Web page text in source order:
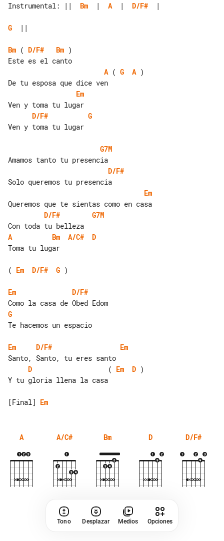
Instrumental: || Bm
  |
A
  |
D/F#
  |
G
  ||
Bm ( D/F# Bm )
A ( G A )
Em
D/F#
G
Ven y toma tu lugar
G7M
D/F#
Em
D/F#
G7M
A
Bm A/C#
D
Toma tu lugar
( Em D/F# G )
Em
D/F#
G
Te hacemos un espacio
Em D/F#
Em
D
                   (
Em D )
Y tu gloria llena la casa
[Final] Em
A A/C# Bm D D/F#
Tono Desplazar Medios Opciones